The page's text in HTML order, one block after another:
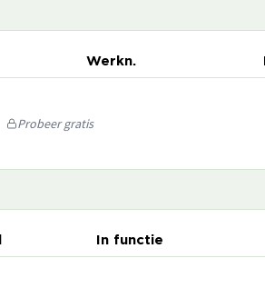
Werkn.
Probeer gratis
In functie